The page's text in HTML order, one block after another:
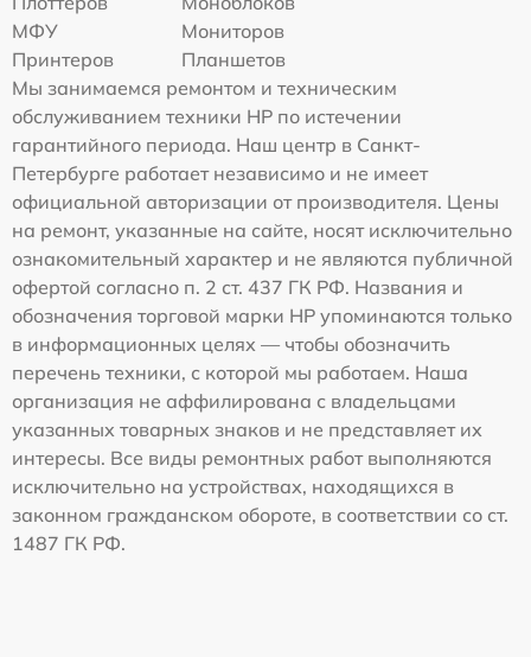
МФУ
Мониторов
Принтеров
Планшетов
Мы занимаемся ремонтом и техническим
обслуживанием техники HP по истечении
гарантийного периода. Наш центр в Санкт-
Петербурге работает независимо и не имеет
официальной авторизации от производителя. Цены
на ремонт, указанные на сайте, носят исключительно
ознакомительный характер и не являются публичной
офертой согласно п. 2 ст. 437 ГК РФ. Названия и
обозначения торговой марки HP упоминаются только
в информационных целях — чтобы обозначить
перечень техники, с которой мы работаем. Наша
организация не аффилирована с владельцами
указанных товарных знаков и не представляет их
интересы. Все виды ремонтных работ выполняются
исключительно на устройствах, находящихся в
законном гражданском обороте, в соответствии со ст.
1487 ГК РФ.